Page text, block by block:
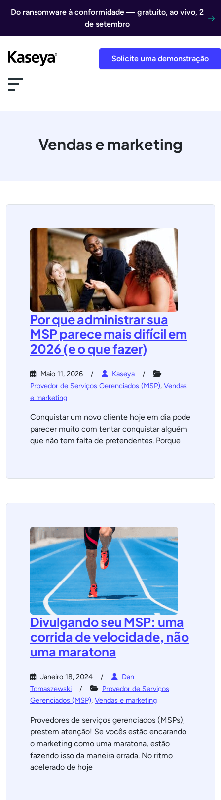
Do ransomware à conformidade — gratuito, ao vivo, 2
de setembro
Solicite uma demonstração
Vendas e marketing
Por que administrar sua
MSP parece mais difícil em
2026 (e o que fazer)
Maio 11, 2026
Kaseya
Provedor de Serviços Gerenciados (MSP), Vendas
e marketing
Conquistar um novo cliente hoje em dia pode
parecer muito com tentar conquistar alguém
que não tem falta de pretendentes. Porque
Divulgando seu MSP: uma
corrida de velocidade, não
uma maratona
Janeiro 18, 2024
Dan
Tomaszewski
Provedor de Serviços
Gerenciados (MSP), Vendas e marketing
Provedores de serviços gerenciados (MSPs),
prestem atenção! Se vocês estão encarando
o marketing como uma maratona, estão
fazendo isso da maneira errada. No ritmo
acelerado de hoje